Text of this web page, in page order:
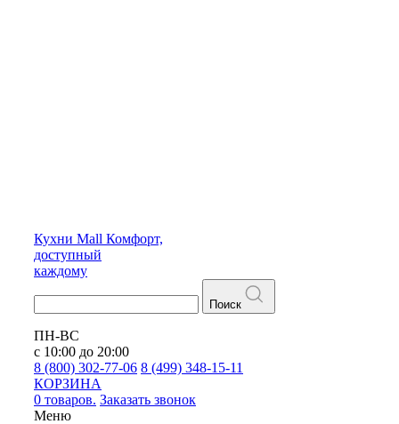
Кухни Mall Комфорт,
доступный
каждому
Поиск
ПН-ВС
с 10:00 до 20:00
8 (800) 302-77-06 8 (499) 348-15-11
КОРЗИНА
0 товаров. Заказать звонок
Меню